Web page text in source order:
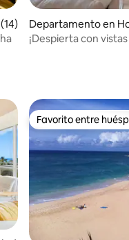
promedio: 5 de 5;
Departamento en
¡Despierta con
Departamento de 2
estacionamiento
Favorito entre
Favorito entre